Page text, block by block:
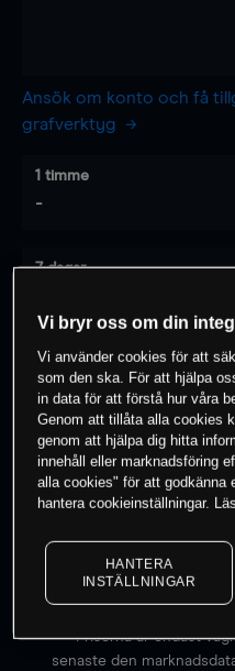
Ansök om konto och få
grafverktyg
1 timme
-
7 dagar
0% av kunderna
instrument
Priserna är endast
senaste den
Vi bryr oss om din
Vi använder cookies för att
som den ska. För att hjälpa
in data för att förstå hur våra
Genom att tillåta alla cookies
genom att hjälpa dig hitta
innehåll eller marknadsföring
alla cookies" för att godkänna
hantera cookieinställningar.
HANTERA
INSTÄLLNINGAR